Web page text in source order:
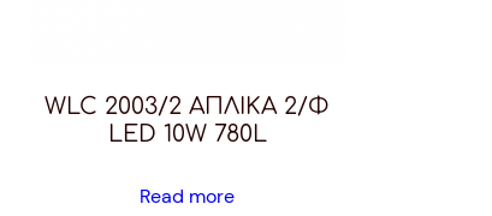
WLC 2003/2 ΑΠΛΙΚΑ 2/Φ
LED 10W 780L
Read more